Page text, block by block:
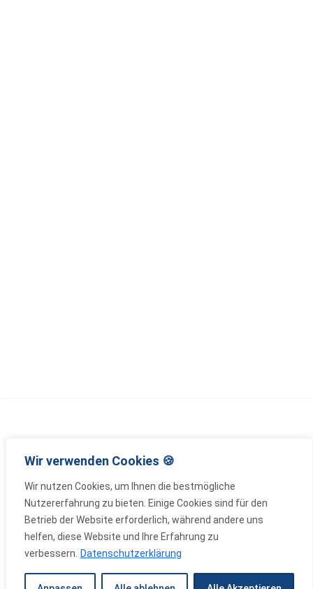
Wir verwenden Cookies 🍪
Wir nutzen Cookies, um Ihnen die bestmögliche
Nutzererfahrung zu bieten. Einige Cookies sind für den
Betrieb der Website erforderlich, während andere uns
helfen, diese Website und Ihre Erfahrung zu
verbessern.
Datenschutzerklärung
Wir bauen Zukunft – Mit Innovation,
Verantwortung und Meisterqualität